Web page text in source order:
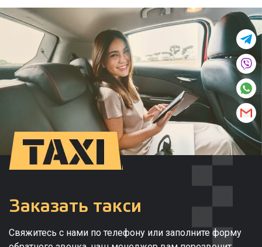
Заказать такси
Свяжитесь с нами по телефону или заполните форму